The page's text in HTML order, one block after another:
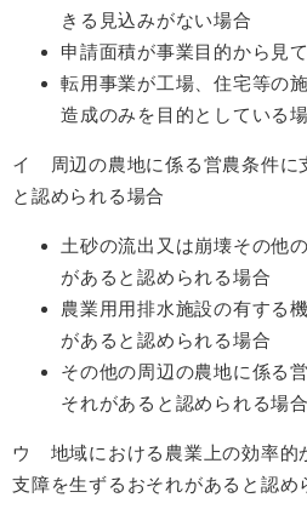
きる見込みがない場合
申請面積が事業目的から見
転用事業が工場、住宅等の
造成のみを目的としている
イ 周辺の農地に係る営農条件に
と認められる場合
土砂の流出又は崩壊その他
があると認められる場合
農業用用排水施設の有する
があると認められる場合
その他の周辺の農地に係る
それがあると認められる場合
ウ 地域における農業上の効率的
支障を生ずるおそれがあると認め